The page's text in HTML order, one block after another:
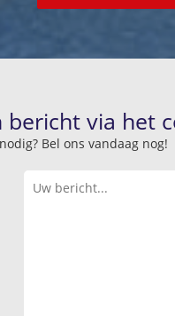
bericht via het
Bel ons vandaag nog!